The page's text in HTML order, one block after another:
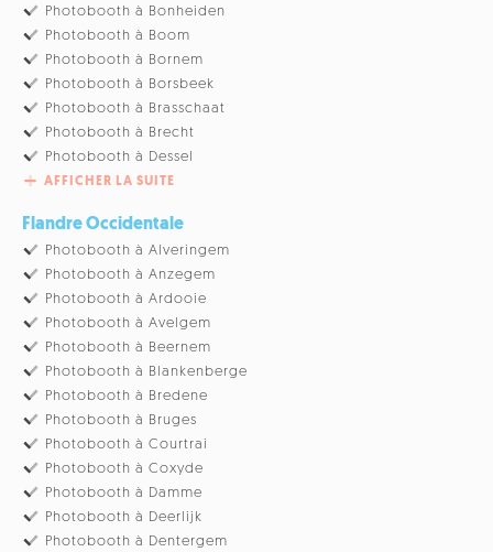
Photobooth à Bonheiden
Photobooth à Boom
Photobooth à Bornem
Photobooth à Borsbeek
Photobooth à Brasschaat
Photobooth à Brecht
Photobooth à Dessel
AFFICHER LA SUITE
Flandre Occidentale
Photobooth à Alveringem
Photobooth à Anzegem
Photobooth à Ardooie
Photobooth à Avelgem
Photobooth à Beernem
Photobooth à Blankenberge
Photobooth à Bredene
Photobooth à Bruges
Photobooth à Courtrai
Photobooth à Coxyde
Photobooth à Damme
Photobooth à Deerlijk
Photobooth à Dentergem